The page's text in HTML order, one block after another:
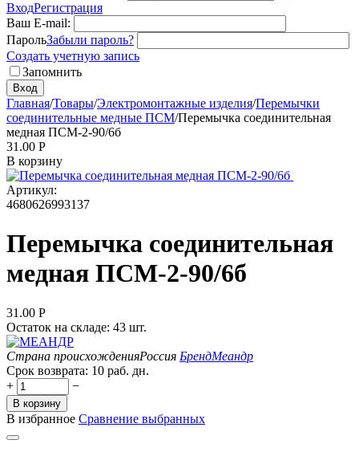
ВходРегистрация
Ваш E-mail:
ПарольЗабыли пароль?
Создать учетную запись
Запомнить
Вход
Главная/Товары/Электромонтажные изделия/Перемычки
соединительные медные ПСМ/Перемычка соединительная
медная ПСМ-2-90/6б
31.00 Р
В корзину
Артикул:
4680626993137
Перемычка соединительная
медная ПСМ-2-90/6б
31.00 Р
Остаток на складе: 43 шт.
Страна происхожденияРоссия БрендМеандр
Срок возврата: 10 раб. дн.
+
−
В корзину
В избранное Сравнение выбранных